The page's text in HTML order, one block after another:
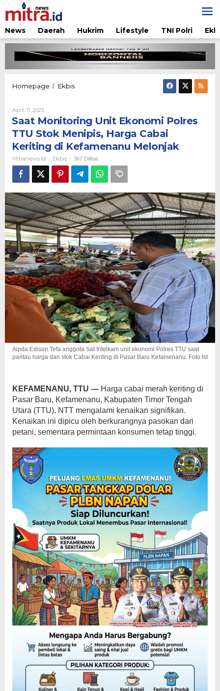
Lewati
ke
konten
News
Daerah Hukrim Lifestyle TNI Polri
Homepage / EkbisSaat
Polres
TTU
Stok
Menipis,
Harga
Cabai
Keriting
di
Kefamenanu
Melonjak
April 11, 2025Oleh
Mitranews.id
Saat Monitoring Unit Ekonomi Polres
TTU Stok Menipis, Harga Cabai
Keriting di Kefamenanu Melonjak
Mitranews.id - Ekbis - 367 Dilihat
Aipda Edison Tefa anggota Sat Intelkam unit ekonomi Polres TTU saat
pantau harga dan stok Cabai Keriting di Pasar Baru Kefamenanu. Foto:Ist
KEFAMENANU, TTU — Harga cabai merah keriting di
Pasar Baru, Kefamenanu, Kabupaten Timor Tengah
Utara (TTU), NTT mengalami kenaikan signifikan.
Kenaikan ini dipicu oleh berkurangnya pasokan dari
petani, sementara permintaan konsumen tetap tinggi.